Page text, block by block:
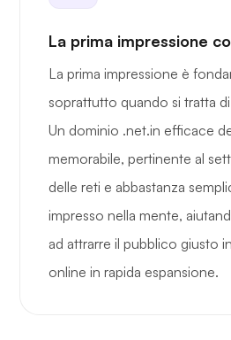
La prima impressione
La prima impressione è
soprattutto quando si tratta
Un dominio .net.in efficace
memorabile, pertinente al
delle reti e abbastanza
impresso nella mente,
ad attrarre il pubblico giusto
online in rapida espansione.